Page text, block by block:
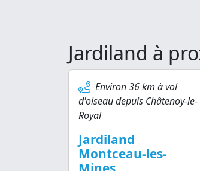
Jardiland à
Environ 36 km à vol
d'oiseau depuis Châtenoy-le-
Royal
Jardiland
Montceau-les-